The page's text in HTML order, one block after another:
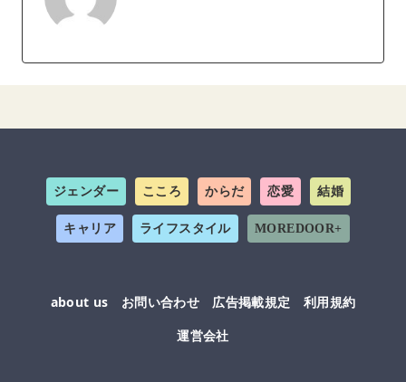
ジェンダー こころ からだ 恋愛 結婚
キャリア ライフスタイル MOREDOOR+
about us お問い合わせ 広告掲載規定
利用規約
運営会社